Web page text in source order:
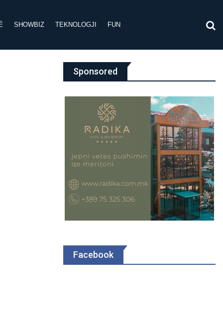
SHOWBIZ TEKNOLOGJI FUN
Sponsored
Facebook